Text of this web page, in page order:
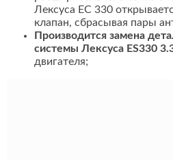
Лексуса ЕС 330
клапан, сбрасывая пары
Производится замена
системы Лексуса ES330
двигателя;